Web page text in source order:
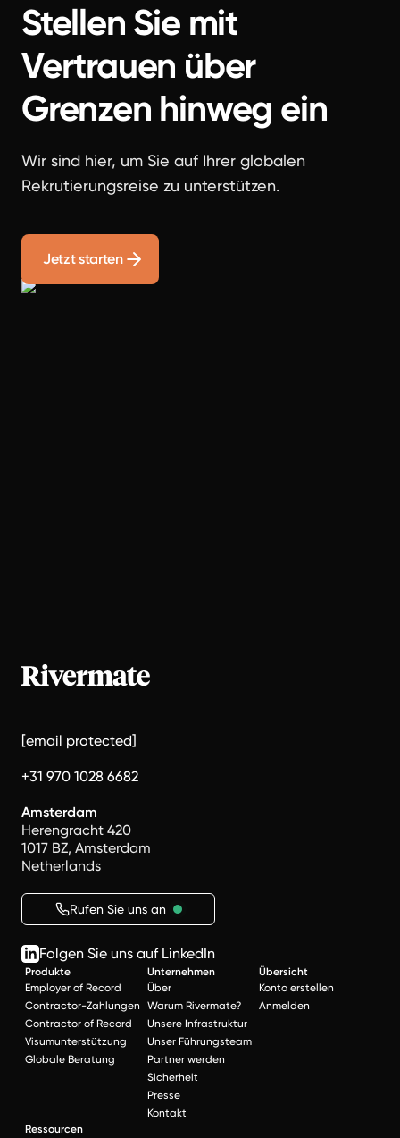
Stellen Sie mit
Vertrauen über
Grenzen hinweg ein
Wir sind hier, um Sie auf Ihrer globalen
Rekrutierungsreise zu unterstützen.
Jetzt starten
[email protected]
+31 970 1028 6682
Amsterdam
Herengracht 420
1017 BZ, Amsterdam
Netherlands
Rufen Sie uns an
Folgen Sie uns auf LinkedIn
Produkte
Employer of Record
Contractor-Zahlungen
Contractor of Record
Visumunterstützung
Globale Beratung
Unternehmen
Über
Warum Rivermate?
Unsere Infrastruktur
Unser Führungsteam
Partner werden
Sicherheit
Presse
Kontakt
Übersicht
Konto erstellen
Anmelden
Ressourcen